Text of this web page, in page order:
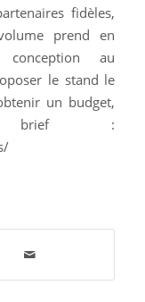
fidèles,
prend en
au
le stand le
un budget,
brief :